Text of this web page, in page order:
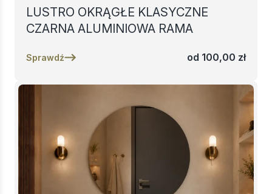
LUSTRO OKRĄGŁE KLASYCZNE
CZARNA ALUMINIOWA RAMA
Sprawdź od 100,00 zł